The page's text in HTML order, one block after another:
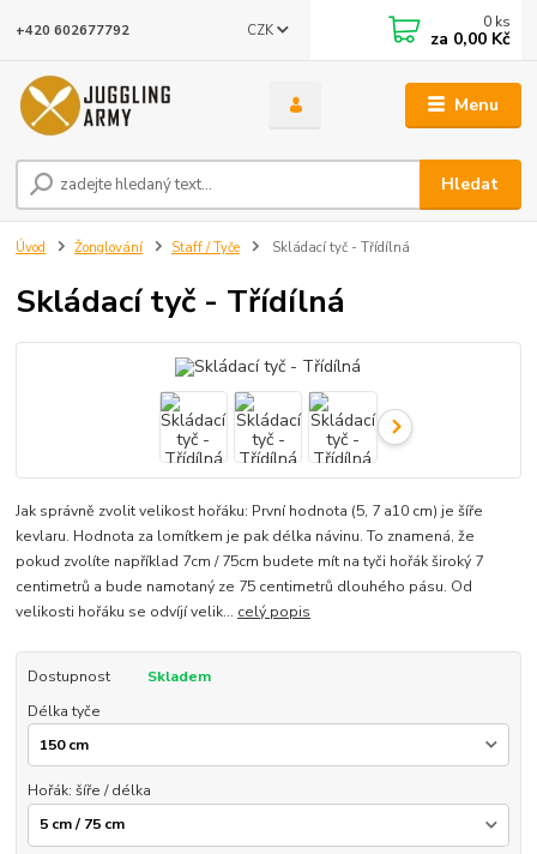
Menu
CZK
Hledat
+420 602677792 0 ks
za 0,00 Kč
Úvod Žonglování Staff / Tyče Skládací tyč - Třídílná
Skládací tyč - Třídílná
Jak správně zvolit velikost hořáku: První hodnota (5, 7 a10 cm) je šíře
kevlaru. Hodnota za lomítkem je pak délka návinu. To znamená, že
pokud zvolíte například 7cm / 75cm budete mít na tyči hořák široký 7
centimetrů a bude namotaný ze 75 centimetrů dlouhého pásu. Od
velikosti hořáku se odvíjí velik... celý popis
Dostupnost
Skladem
Délka tyče
Hořák: šíře / délka